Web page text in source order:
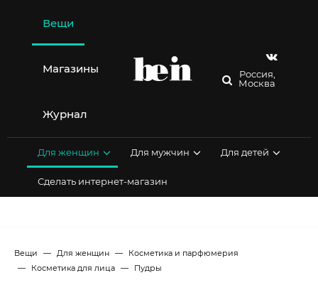
содержимому
Вещи
Магазины
Журнал
Россия,
Москва
Для женщин Для мужчин Для детей
Сделать интернет-магазин
Вещи Для женщин
Косметика и парфюмерия
Косметика для лица
Пудры